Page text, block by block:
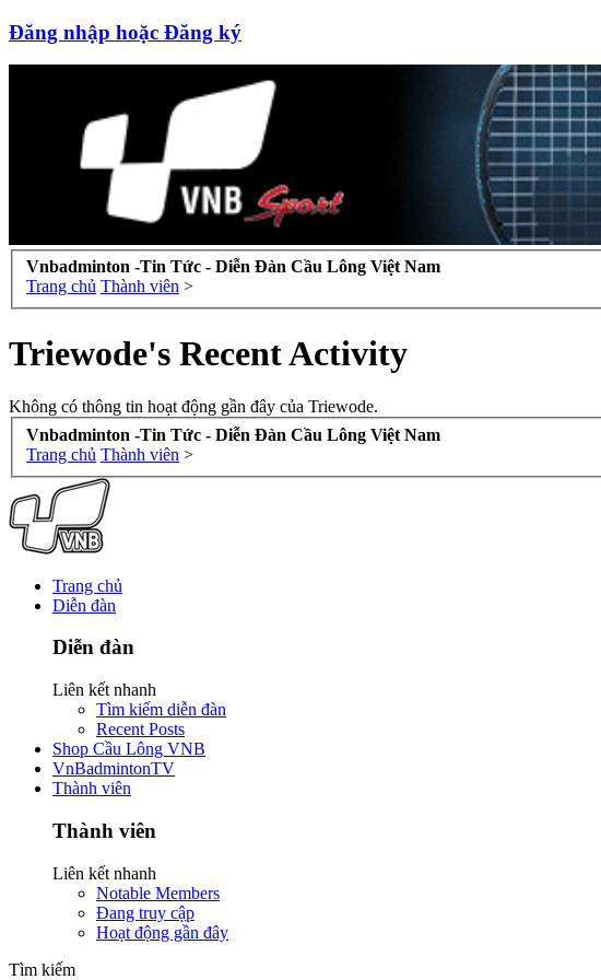
Đăng nhập hoặc Đăng ký
Vnbadminton -Tin Tức - Diễn Đàn Cầu Lông Việt Nam
Trang chủ Thành viên >
Triewode's Recent Activity
Không có thông tin hoạt động gần đây của Triewode.
Vnbadminton -Tin Tức - Diễn Đàn Cầu Lông Việt Nam
Trang chủ Thành viên >
Trang chủ
Diễn đàn
Diễn đàn
Liên kết nhanh
Tìm kiếm diễn đàn
Recent Posts
Shop Cầu Lông VNB
VnBadmintonTV
Thành viên
Thành viên
Liên kết nhanh
Notable Members
Đang truy cập
Hoạt động gần đây
Tìm kiếm